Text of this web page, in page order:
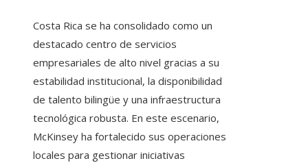
Costa Rica se ha consolidado como un
destacado centro de servicios
empresariales de alto nivel gracias a su
estabilidad institucional, la disponibilidad
de talento bilingüe y una infraestructura
tecnológica robusta. En este escenario,
McKinsey ha fortalecido sus operaciones
locales para gestionar iniciativas